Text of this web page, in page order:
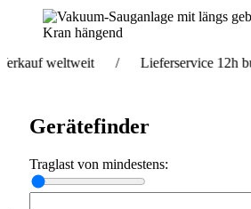
weltweit / Lieferservice 12h
Gerätefinder
Traglast von mindestens: